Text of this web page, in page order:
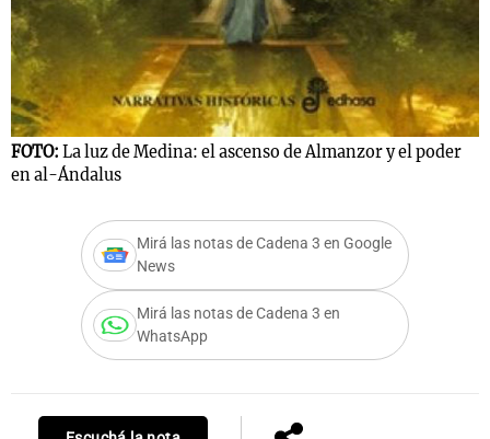
FOTO: La luz de Medina: el ascenso de Almanzor y el poder
en al-Ándalus
Mirá las notas de Cadena 3 en Google
News
Mirá las notas de Cadena 3 en
WhatsApp